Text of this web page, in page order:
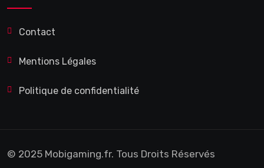
Contact
Mentions Légales
Politique de confidentialité
© 2025 Mobigaming.fr. Tous Droits Réservés